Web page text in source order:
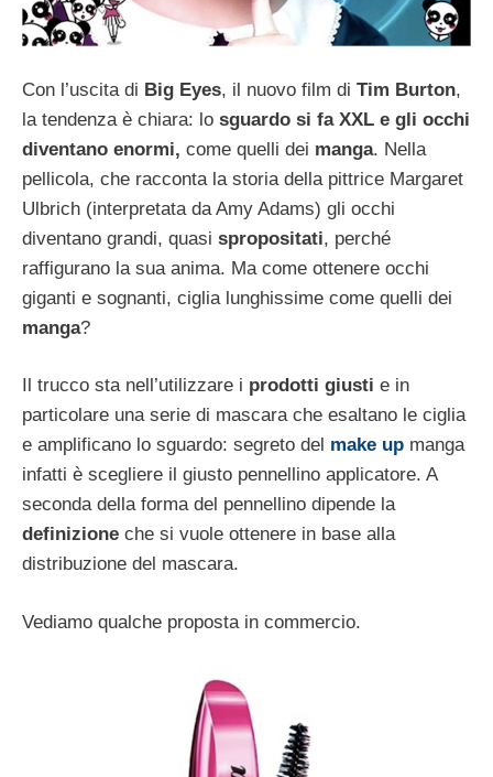
Con l’uscita di Big Eyes, il nuovo film di Tim Burton,
la tendenza è chiara: lo sguardo si fa XXL e gli occhi
diventano enormi, come quelli dei manga. Nella
pellicola, che racconta la storia della pittrice Margaret
Ulbrich (interpretata da Amy Adams) gli occhi
diventano grandi, quasi spropositati, perché
raffigurano la sua anima. Ma come ottenere occhi
giganti e sognanti, ciglia lunghissime come quelli dei
manga?
Il trucco sta nell’utilizzare i prodotti giusti e in
particolare una serie di mascara che esaltano le ciglia
e amplificano lo sguardo: segreto del make up manga
infatti è scegliere il giusto pennellino applicatore. A
seconda della forma del pennellino dipende la
definizione che si vuole ottenere in base alla
distribuzione del mascara.
Vediamo qualche proposta in commercio.